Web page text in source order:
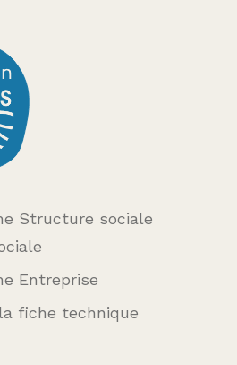
Structure sociale
Entreprise
fiche technique